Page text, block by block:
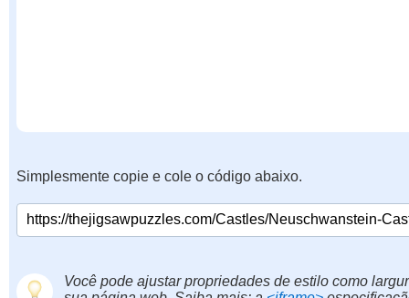
Simplesmente copie e cole o código abaixo.
Você pode ajustar propriedades de estilo como